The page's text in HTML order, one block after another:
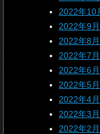
2022年10
2022年9月
2022年8月
2022年7月
2022年6月
2022年5月
2022年4月
2022年3月
2022年2月